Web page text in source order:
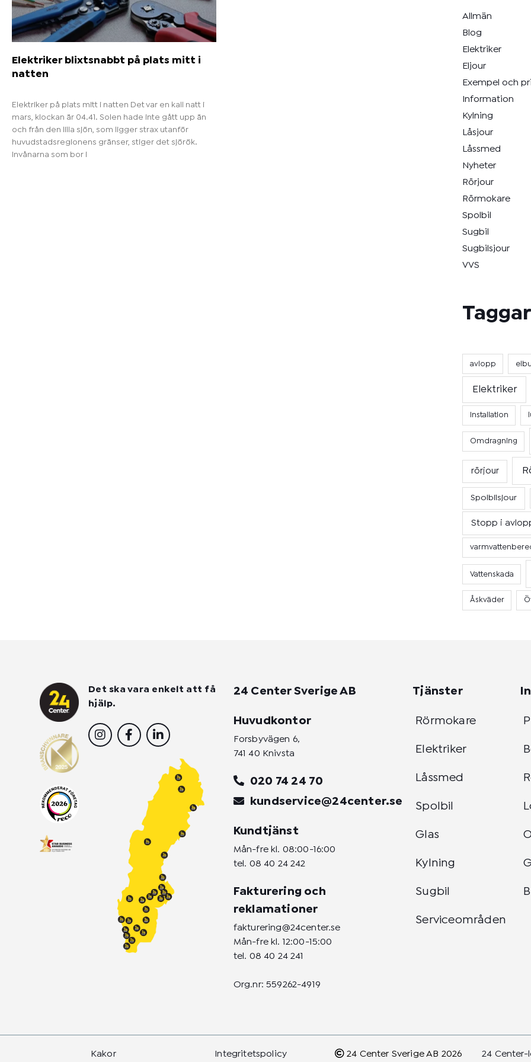
Elektriker blixtsnabbt på plats mitt i
natten
Elektriker på plats mitt i natten Det var en kall natt i
mars, klockan är 04.41. Solen hade inte gått upp än
och från den lilla sjön, som ligger strax utanför
huvudstadsregionens gränser, stiger det sjörök.
Invånarna som bor i
Allmän
Blog
Elektriker
Eljour
Exempel och
Information
Kylning
Låsjour
Låssmed
Nyheter
Rörjour
Rörmokare
Spolbil
Sugbil
Sugbilsjour
VVS
Taggar
avlopp
Elektriker
Installation
Omdragning
rörjour
Spolbilsjour
Stopp i
Vattenskada
Åskväder
Det ska vara enkelt att få
hjälp.
I
n
F
a
f
L
i
e
d
24 Center Sverige AB
Huvudkontor
Forsbyvägen 6,
741 40 Knivsta
020 74 24 70
kundservice@24center.se
Kundtjänst
Mån-fre kl. 08:00-16:00
tel. 08 40 24 242
Fakturering och
reklamationer
fakturering@24center.se
Mån-fre kl. 12:00-15:00
tel. 08 40 24 241
Org.nr: 559262-4919
Tjänster
Rörmokare
Elektriker
Låssmed
Spolbil
Glas
Kylning
Sugbil
Serviceområden
Kakor Integritetspolicy 24 Center Sverige AB 2026 24